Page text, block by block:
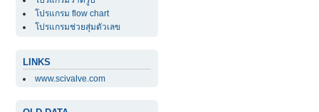
โปรแกรม flow chart
โปรแกรมช่วยสุ่มตัวเลข
LINKS
www.scivalve.com